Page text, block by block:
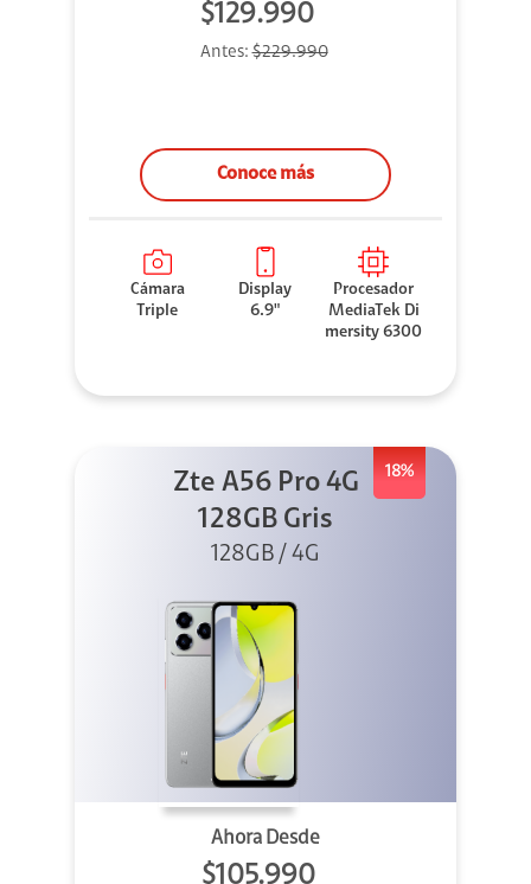
$129.990
Antes:$229.990
Conoce más
Cámara
Triple
Display
6.9"
Procesador
MediaTek Di
mersity 6300
18%
Zte A56 Pro 4G
128GB Gris
128GB / 4G
Ahora Desde
$105.990